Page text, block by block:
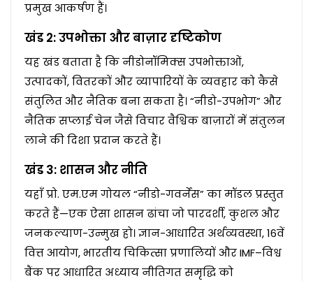
प्रमुख आकर्षण हैं।
खंड 2: उपभोक्ता और बाज़ार दृष्टिकोण
यह खंड बताता है कि नीडोनॉमिक्स उपभोक्ताओं,
उत्पादकों, वितरकों और व्यापारियों के व्यवहार को कैसे
संतुलित और नैतिक बना सकता है। “नीडो-उपभोग” और
नैतिक सप्लाई चेन जैसे विचार वैश्विक बाज़ारों में संतुलन
लाने की दिशा प्रदान करते हैं।
खंड 3: शासन और नीति
यहाँ प्रो. एम.एम गोयल “नीडो-गवर्नेंस” का मॉडल प्रस्तुत
करते हैं—एक ऐसा शासन ढांचा जो पारदर्शी, कुशल और
जनकल्याण-उन्मुख हो। ज्ञान-आधारित अर्थव्यवस्था, 16वें
वित्त आयोग, भारतीय चिकित्सा प्रणालियों और IMF–विश्व
बैंक पर आधारित अध्याय नीतिगत समृद्धि को